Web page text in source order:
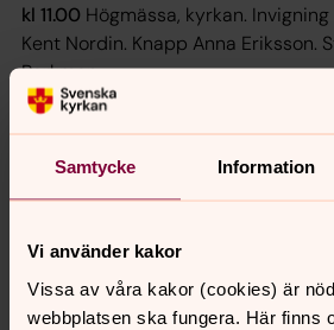
Samtycke Information
Vi använder kakor
Vissa av våra kakor (cookies) är
webbplatsen ska fungera. Här finns
kl 11.00 Högmässa, kyrkan.
Kent Nordin. Knapp Anna Eriksson.
Parkman.
Säbrå
kl 11.00Högmässa, kyrkan.
Ulf Andersson. Per Brudsten. Berit
Fernlund. PROkören Old singers.